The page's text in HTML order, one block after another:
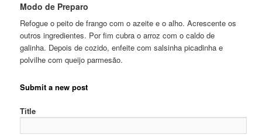
Modo de Preparo
Refogue o peito de frango com o azeite e o alho. Acrescente os
outros ingredientes. Por fim cubra o arroz com o caldo de
galinha. Depois de cozido, enfeite com salsinha picadinha e
polvilhe com queijo parmesão.
Submit a new post
Title